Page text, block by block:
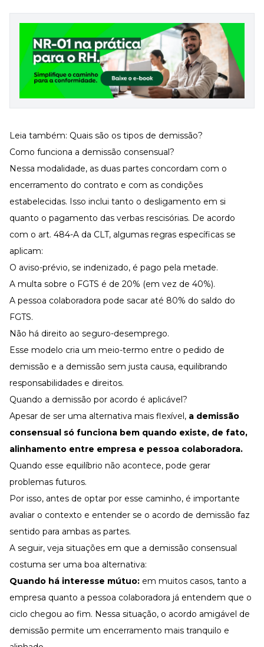
Leia também: Quais são os tipos de demissão?
Como funciona a demissão consensual?
Nessa modalidade, as duas partes concordam com o
encerramento do contrato e com as condições
estabelecidas. Isso inclui tanto o desligamento em si
quanto o pagamento das verbas rescisórias. De acordo
com o art. 484-A da CLT, algumas regras específicas se
aplicam:
O aviso-prévio, se indenizado, é pago pela metade.
A multa sobre o FGTS é de 20% (em vez de 40%).
A pessoa colaboradora pode sacar até 80% do saldo do
FGTS.
Não há direito ao seguro-desemprego.
Esse modelo cria um meio-termo entre o pedido de
demissão e a demissão sem justa causa, equilibrando
responsabilidades e direitos.
Quando a demissão por acordo é aplicável?
Apesar de ser uma alternativa mais flexível, a demissão
consensual só funciona bem quando existe, de fato,
alinhamento entre empresa e pessoa colaboradora.
Quando esse equilíbrio não acontece, pode gerar
problemas futuros.
Por isso, antes de optar por esse caminho, é importante
avaliar o contexto e entender se o acordo de demissão faz
sentido para ambas as partes.
A seguir, veja situações em que a demissão consensual
costuma ser uma boa alternativa:
Quando há interesse mútuo: em muitos casos, tanto a
empresa quanto a pessoa colaboradora já entendem que o
ciclo chegou ao fim. Nessa situação, o acordo amigável de
demissão permite um encerramento mais tranquilo e